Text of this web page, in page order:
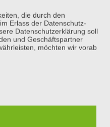
und
zur
die durch den
Erlass der Datenschutz-
Datenschutzerklärung soll
und Geschäftspartner
möchten wir vorab